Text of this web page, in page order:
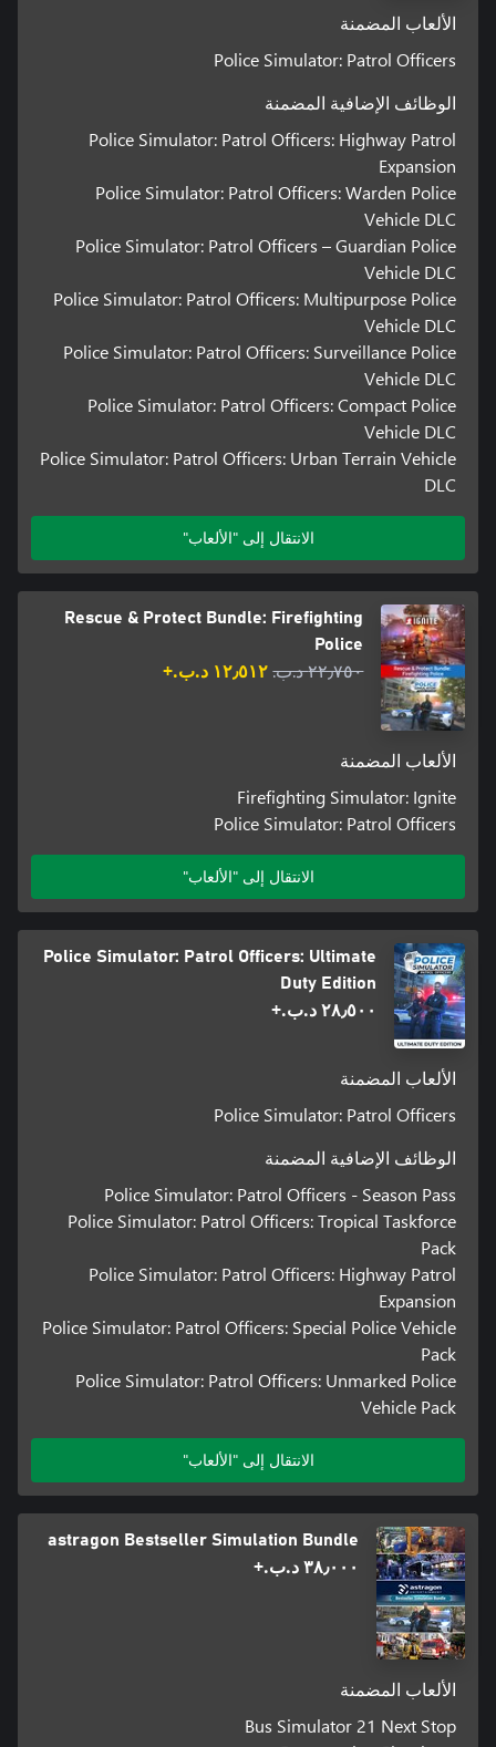
الألعاب المضمنة
Police Simulator: Patrol Officers
الوظائف الإضافية المضمنة
Police Simulator: Patrol Officers: Highway Patrol
Expansion
Police Simulator: Patrol Officers: Warden Police
Vehicle DLC
Police Simulator: Patrol Officers – Guardian Police
Vehicle DLC
Police Simulator: Patrol Officers: Multipurpose Police
Vehicle DLC
Police Simulator: Patrol Officers: Surveillance Police
Vehicle DLC
Police Simulator: Patrol Officers: Compact Police
Vehicle DLC
Police Simulator: Patrol Officers: Urban Terrain Vehicle
DLC
الانتقال إلى "الألعاب"
Rescue & Protect Bundle: Firefighting
Police
٢٢٫٧٥٠ د.ب.‏ ١٢٫٥١٢ د.ب.‏+
الألعاب المضمنة
Firefighting Simulator: Ignite
Police Simulator: Patrol Officers
الانتقال إلى "الألعاب"
Police Simulator: Patrol Officers: Ultimate
Duty Edition
٢٨٫٥٠٠ د.ب.‏+
الألعاب المضمنة
Police Simulator: Patrol Officers
الوظائف الإضافية المضمنة
Police Simulator: Patrol Officers - Season Pass
Police Simulator: Patrol Officers: Tropical Taskforce
Pack
Police Simulator: Patrol Officers: Highway Patrol
Expansion
Police Simulator: Patrol Officers: Special Police Vehicle
Pack
Police Simulator: Patrol Officers: Unmarked Police
Vehicle Pack
الانتقال إلى "الألعاب"
astragon Bestseller Simulation Bundle
٣٨٫٠٠٠ د.ب.‏+
الألعاب المضمنة
Bus Simulator 21 Next Stop